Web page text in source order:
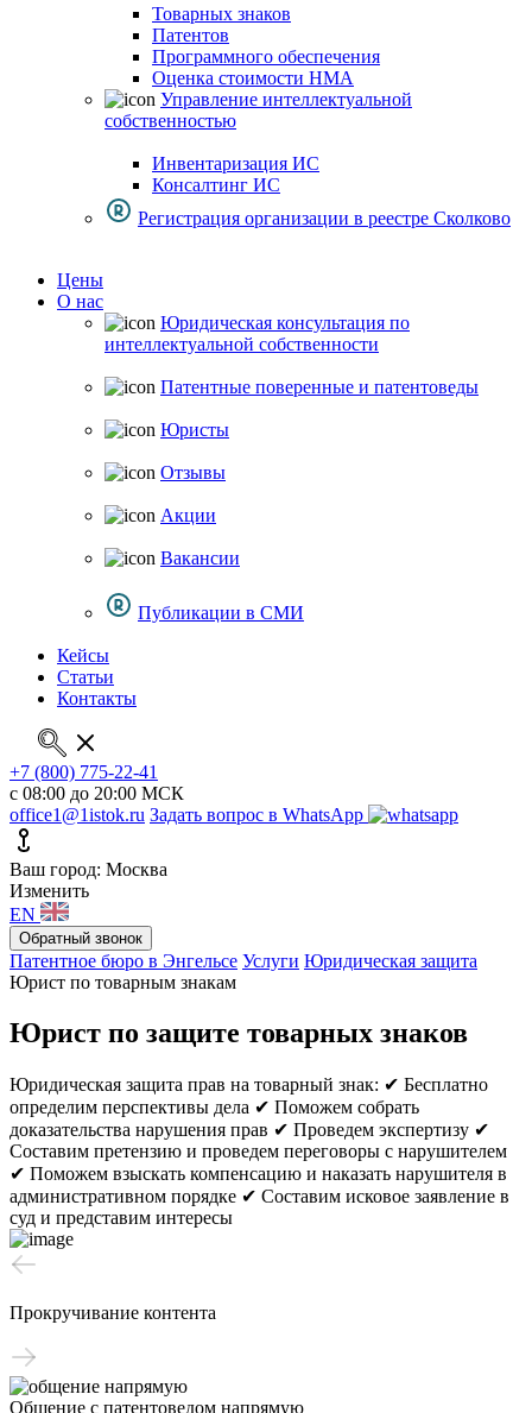
Товарных знаков
Патентов
Программного обеспечения
Оценка стоимости НМА
Управление интеллектуальной
собственностью
Инвентаризация ИС
Консалтинг ИС
Регистрация организации в реестре Сколково
Цены
О нас
Юридическая консультация по
интеллектуальной собственности
Патентные поверенные и патентоведы
Юристы
Отзывы
Акции
Вакансии
Публикации в СМИ
Кейсы
Статьи
Контакты
+7 (800) 775-22-41
с 08:00 до 20:00 МСК
office1@1istok.ru Задать вопрос в WhatsApp
Ваш город: Москва
Изменить
EN
Обратный звонок
Патентное бюро в Энгельсе Услуги Юридическая защита
Юрист по товарным знакам
Юрист по защите товарных знаков
Юридическая защита прав на товарный знак: ✔ Бесплатно
определим перспективы дела ✔ Поможем собрать
доказательства нарушения прав ✔ Проведем экспертизу ✔
Составим претензию и проведем переговоры с нарушителем
✔ Поможем взыскать компенсацию и наказать нарушителя в
административном порядке ✔ Составим исковое заявление в
суд и представим интересы
Прокручивание контента
Общение с патентоведом напрямую